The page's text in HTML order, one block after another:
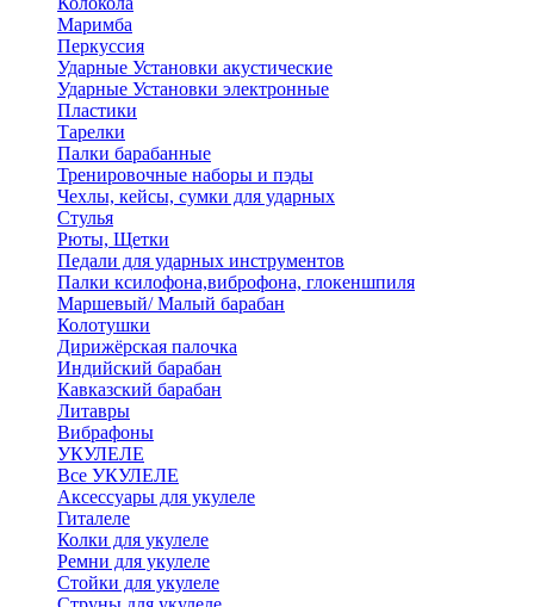
Маримба
Перкуссия
Ударные Установки акустические
Ударные Установки электронные
Пластики
Тарелки
Палки барабанные
Тренировочные наборы и пэды
Чехлы, кейсы, сумки для ударных
Стулья
Рюты, Щетки
Педали для ударных инструментов
Палки ксилофона,виброфона, глокеншпиля
Маршевый/ Малый барабан
Колотушки
Дирижёрская палочка
Индийский барабан
Кавказский барабан
Литавры
Вибрафоны
УКУЛЕЛЕ
Все УКУЛЕЛЕ
Аксессуары для укулеле
Гиталеле
Колки для укулеле
Ремни для укулеле
Стойки для укулеле